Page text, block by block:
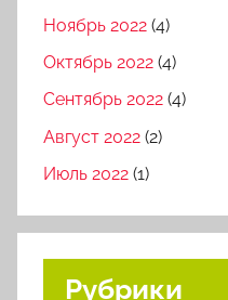
Ноябрь 2022 (4)
Октябрь 2022 (4)
Сентябрь 2022 (4)
Август 2022 (2)
Июль 2022 (1)
Рубрики